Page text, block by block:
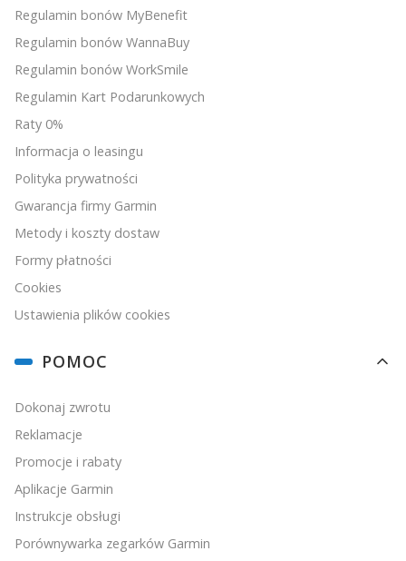
Regulamin bonów MyBenefit
Regulamin bonów WannaBuy
Regulamin bonów WorkSmile
Regulamin Kart Podarunkowych
Raty 0%
Informacja o leasingu
Polityka prywatności
Gwarancja firmy Garmin
Metody i koszty dostaw
Formy płatności
Cookies
Ustawienia plików cookies
POMOC
Dokonaj zwrotu
Reklamacje
Promocje i rabaty
Aplikacje Garmin
Instrukcje obsługi
Porównywarka zegarków Garmin